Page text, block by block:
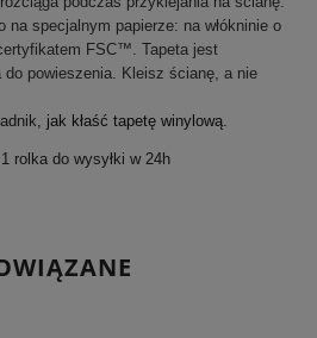
na specjalnym papierze: na włókninie o
FSC™. Tapeta jest
do powieszenia. Kleisz ścianę, a nie
jak kłaść tapetę winylową.
rolka do wysyłki w 24h